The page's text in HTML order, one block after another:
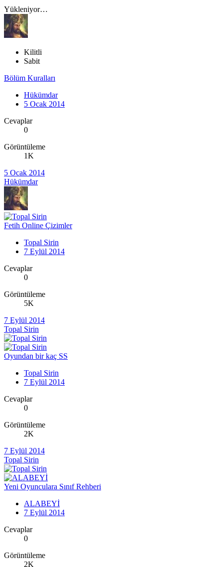
Yükleniyor…
Kilitli
Sabit
Bölüm Kuralları
Hükümdar
5 Ocak 2014
Cevaplar
0
Görüntüleme
1K
5 Ocak 2014
Hükümdar
Fetih Online Çizimler
Topal Sirin
7 Eylül 2014
Cevaplar
0
Görüntüleme
5K
7 Eylül 2014
Topal Sirin
Oyundan bir kaç SS
Topal Sirin
7 Eylül 2014
Cevaplar
0
Görüntüleme
2K
7 Eylül 2014
Topal Sirin
Yeni Oyunculara Sınıf Rehberi
ALABEYİ
7 Eylül 2014
Cevaplar
0
Görüntüleme
2K